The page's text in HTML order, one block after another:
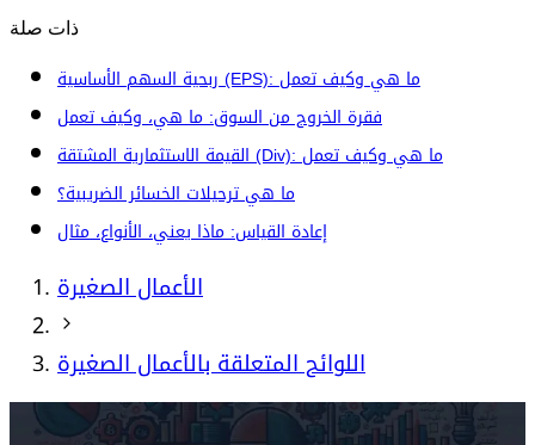
ذات صلة
ربحية السهم الأساسية (EPS): ما هي وكيف تعمل
فقرة الخروج من السوق: ما هي، وكيف تعمل
القيمة الاستثمارية المشتقة (Div): ما هي وكيف تعمل
ما هي ترحيلات الخسائر الضريبية؟
إعادة القياس: ماذا يعني، الأنواع، مثال
الأعمال الصغيرة
اللوائح المتعلقة بالأعمال الصغيرة